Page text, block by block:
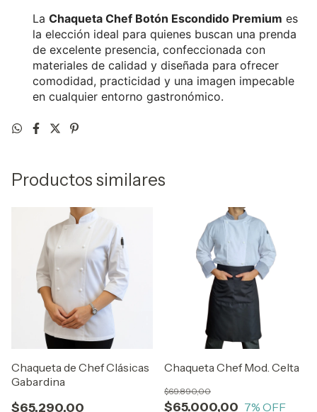
La Chaqueta Chef Botón Escondido Premium es
la elección ideal para quienes buscan una prenda
de excelente presencia, confeccionada con
materiales de calidad y diseñada para ofrecer
comodidad, practicidad y una imagen impecable
en cualquier entorno gastronómico.
Productos similares
Chaqueta de Chef Clásicas
Gabardina
$65.290,00
Chaqueta Chef Mod. Celta
$65.000,00
$69.890,00
7% OFF